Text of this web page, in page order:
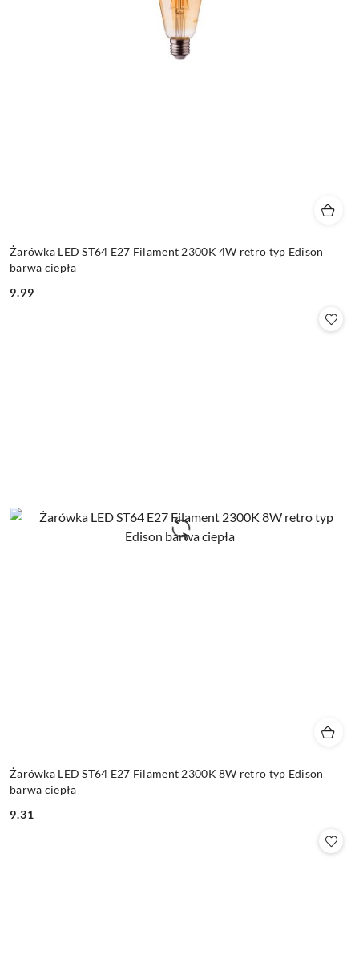
Żarówka LED ST64 E27 Filament 2300K 4W retro typ Edison
barwa ciepła
Cena:
9.99
Żarówka LED ST64 E27 Filament 2300K 8W retro typ Edison
barwa ciepła
Cena:
9.31